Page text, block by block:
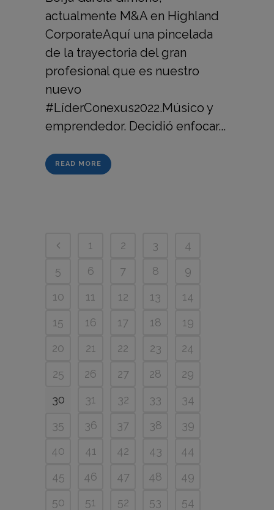
actualmente M&A en Highland
CorporateAquí una pincelada
de la trayectoria del gran
profesional que es nuestro
nuevo
#LíderConexus2022.Músico y
emprendedor. Decidió enfocar...
READ MORE
1 2 3
4
5
6 7 8
9
10
11 12 13
14
15
16 17 18
19
20
21 22 23
24
25
26 27 28
29
30
31 32 33
34
35
36 37 38
39
40
41 42 43
44
45
46 47 48
49
50
51 52 53
54